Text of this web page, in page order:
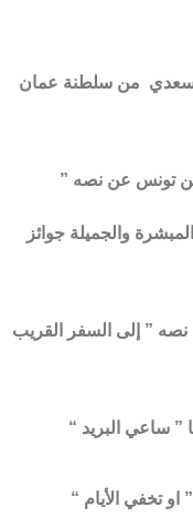
من سلطنة عمان
تونس عن نصه ”
والجميلة جوائز
” إلى السفر القريب
ساعي البريد “
تخفي الأيام “